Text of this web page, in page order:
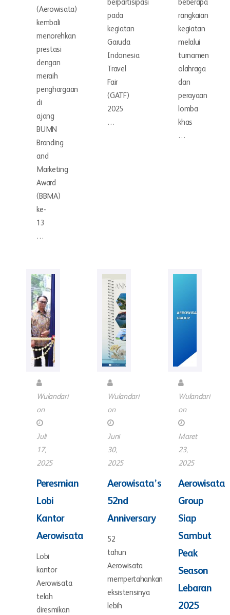
(Aerowisata)
kembali
menorehkan
prestasi
dengan
meraih
penghargaan
di
ajang
BUMN
Branding
and
Marketing
Award
(BBMA)
ke-
13
…
berpartisipasi
pada
kegiatan
Garuda
Indonesia
Travel
Fair
(GATF)
2025
…
beberapa
rangkaian
kegiatan
melalui
turnamen
olahraga
dan
perayaan
lomba
khas
…
Wulandari
on
Juli
17,
2025
Peresmian
Lobi
Kantor
Aerowisata
Lobi
kantor
Aerowisata
telah
diresmikan
Wulandari
on
Juni
30,
2025
Aerowisata’s
52nd
Anniversary
52
tahun
Aerowisata
mempertahankan
eksistensinya
lebih
Wulandari
on
Maret
23,
2025
Aerowisata
Group
Siap
Sambut
Peak
Season
Lebaran
2025